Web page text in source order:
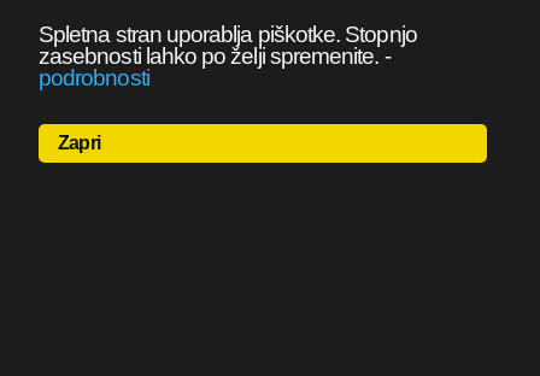
Spletna stran uporablja piškotke. Stopnjo
zasebnosti lahko po želji spremenite. -
podrobnosti
Zapri